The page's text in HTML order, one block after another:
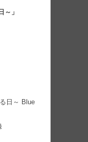
～」
日～ Blue